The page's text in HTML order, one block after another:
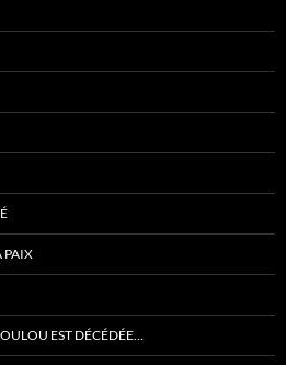
PAIX
EST DÉCÉDÉE…